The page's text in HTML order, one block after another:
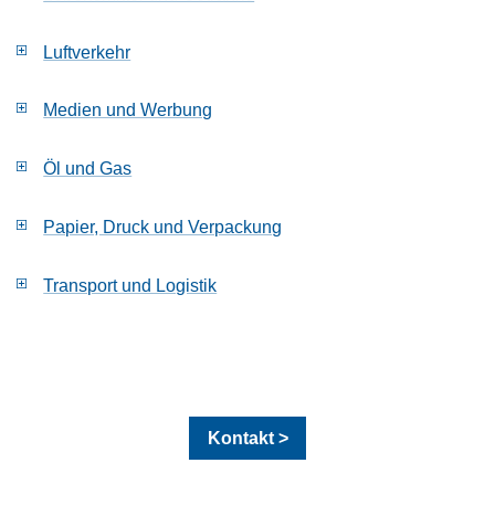
Luftverkehr
Medien und Werbung
Öl und Gas
Papier, Druck und Verpackung
Transport und Logistik
Kontakt >